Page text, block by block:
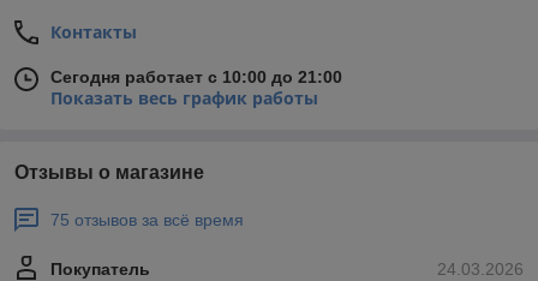
Контакты
Сегодня работает с 10:00 до 21:00
Показать весь график работы
Отзывы о магазине
75 отзывов за всё время
24.03.2026
Покупатель